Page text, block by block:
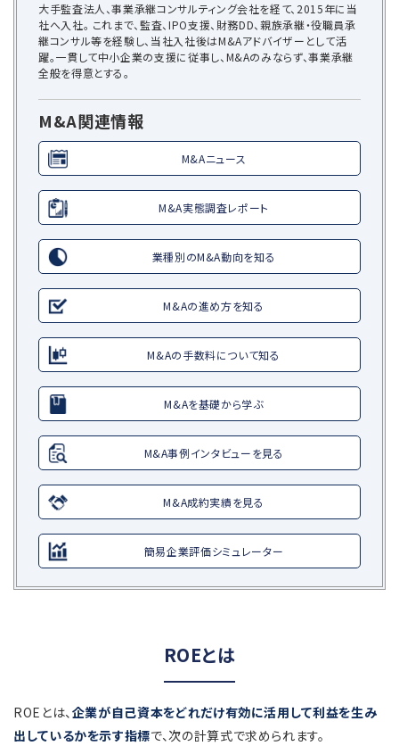
大手監査法人、事業承継コンサルティング会社を経て、2015年に当
社へ入社。 これまで、監査、IPO支援、財務DD、親族承継・役職員承
継コンサル等を経験し、当社入社後はM&Aアドバイザーとして活
躍。一貫して中小企業の支援に従事し、M&Aのみならず、事業承継
全般を得意とする。
M&A関連情報
M&Aニュース
M&A実態調査レポート
業種別のM&A動向を知る
M&Aの進め方を知る
M&Aの手数料について知る
M&Aを基礎から学ぶ
M&A事例インタビューを見る
M&A成約実績を見る
簡易企業評価シミュレーター
ROEとは
ROEとは、企業が自己資本をどれだけ有効に活用して利益を生み
出しているかを示す指標で、次の計算式で求められます。